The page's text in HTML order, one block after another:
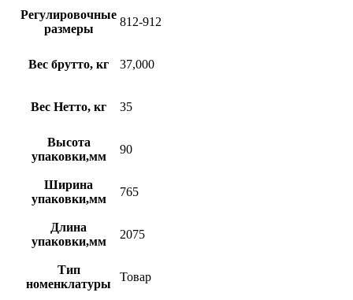
Регулировочные
размеры
812-912
Вес брутто, кг 37,000
Вес Нетто, кг 35
Высота
упаковки,мм
90
Ширина
упаковки,мм
765
Длина
упаковки,мм
2075
Тип
номенклатуры
Товар